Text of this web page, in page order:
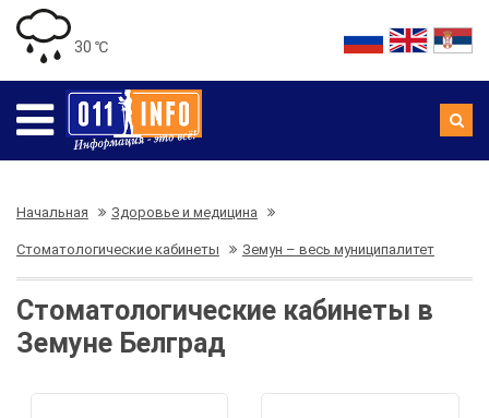
30 ℃
Начальная Здоровье и медицина
Стоматологические кабинеты Земун – весь муниципалитет
Стоматологические кабинеты в
Земуне Белград